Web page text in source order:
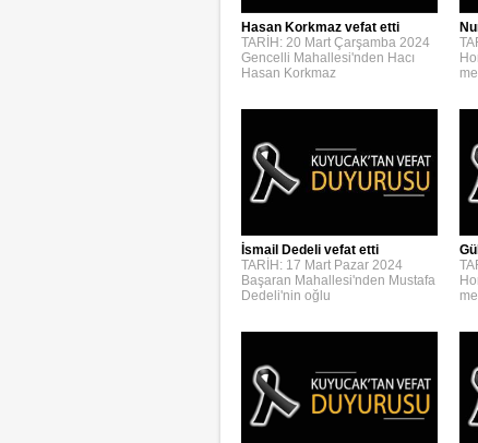
Hasan Korkmaz vefat etti
TARİH: 20 Mart Çarşamba 2024
Gencelli Mahallesi'nden Hacı
Hasan Korkmaz
İsmail Dedeli vefat etti
TARİH: 17 Mart Pazar 2024
Başaran Mahallesi'nden Mustafa
Dedeli'nin oğlu